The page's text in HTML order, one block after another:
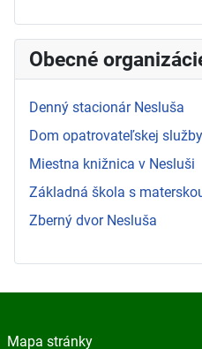
Obecné
Denný stacionár Nesluša
Dom opatrovateľskej
Miestna knižnica v Nesluši
Základná škola s
Zberný dvor Nesluša
Mapa stránky